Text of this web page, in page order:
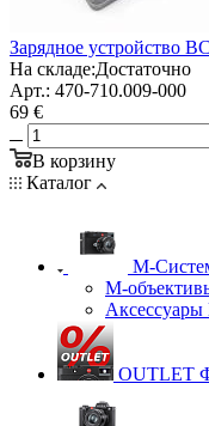
Зарядное устройство
На складе:Достаточно
Арт.: 470-710.009-000
69 €
В корзину
Каталог
M-
М-
OUTLET